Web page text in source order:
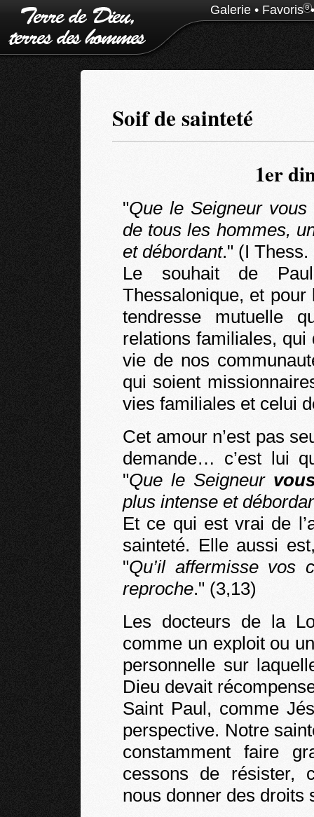
Galerie • Favoris0
Soif de sainteté
1er
"Que le Seigneur vous
de tous les hommes,
et débordant." (I Thess.
Le souhait de
Thessalonique, et pour
tendresse mutuelle
relations familiales,
vie de nos
qui soient
vies familiales et celui
Cet amour n’est pas
demande… c’est lui
"Que le Seigneur
plus intense et
Et ce qui est vrai de
sainteté. Elle aussi
"Qu’il affermisse vos
reproche." (3,13)
Les docteurs de la
comme un exploit ou
personnelle sur
Dieu devait
Saint Paul, comme
perspective. Notre
constamment faire
cessons de résister,
nous donner des droits